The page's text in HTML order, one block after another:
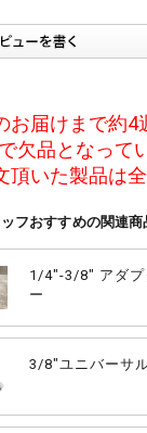
お届けまで約4
欠品となって
頂いた製品は
フおすすめの関連商
1/4"-3/8" アダプ
ー
3/8"ユニバーサ